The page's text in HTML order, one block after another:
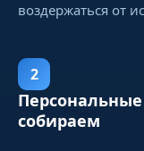
воздержаться от
2
собираем